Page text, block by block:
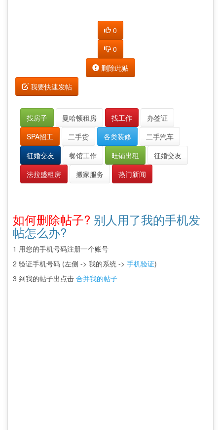
0
0
删除此贴
我要快速发帖
找房子 曼哈顿租房 找工作
办签证
SPA招工
二手货 各类装修
二手汽车
征婚交友
餐馆工作 旺铺出租
征婚交友
法拉盛租房
搬家服务 热门新闻
如何删除帖子? 别人用了我的手机发
帖怎么办?
1 用您的手机号码注册一个账号
2 验证手机号码 (左侧 -> 我的系统 -> 手机验证)
3 到我的帖子出点击 合并我的帖子